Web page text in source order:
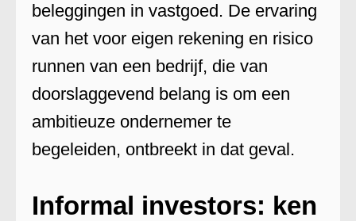
beleggingen in vastgoed. De ervaring
van het voor eigen rekening en risico
runnen van een bedrijf, die van
doorslaggevend belang is om een
ambitieuze ondernemer te
begeleiden, ontbreekt in dat geval.
Informal investors: ken